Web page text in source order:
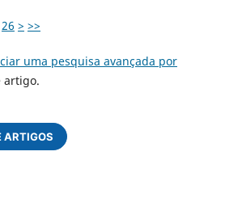
26 > >>
uma pesquisa avançada por
artigo.